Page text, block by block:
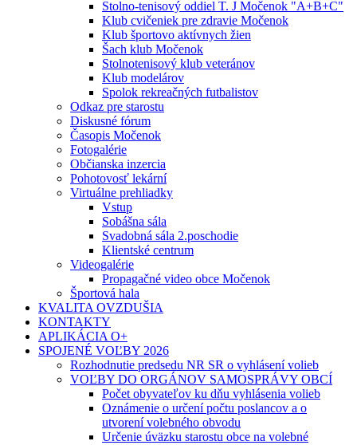
Stolno-tenisový oddiel T. J Močenok "A+B+C"
Klub cvičeniek pre zdravie Močenok
Klub športovo aktívnych žien
Šach klub Močenok
Stolnotenisový klub veteránov
Klub modelárov
Spolok rekreačných futbalistov
Odkaz pre starostu
Diskusné fórum
Časopis Močenok
Fotogalérie
Občianska inzercia
Pohotovosť lekární
Virtuálne prehliadky
Vstup
Sobášna sála
Svadobná sála 2.poschodie
Klientské centrum
Videogalérie
Propagačné video obce Močenok
Športová hala
KVALITA OVZDUŠIA
KONTAKTY
APLIKÁCIA O+
SPOJENÉ VOĽBY 2026
Rozhodnutie predsedu NR SR o vyhlásení volieb
VOĽBY DO ORGÁNOV SAMOSPRÁVY OBCÍ
Počet obyvateľov ku dňu vyhlásenia volieb
Oznámenie o určení počtu poslancov a o
utvorení volebného obvodu
Určenie úväzku starostu obce na volebné